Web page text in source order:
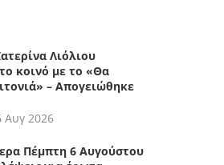
Λιόλιου
κοινό με το «Θα
– Απογειώθηκε
Αυγ 2026
Πέμπτη 6 Αυγούστου